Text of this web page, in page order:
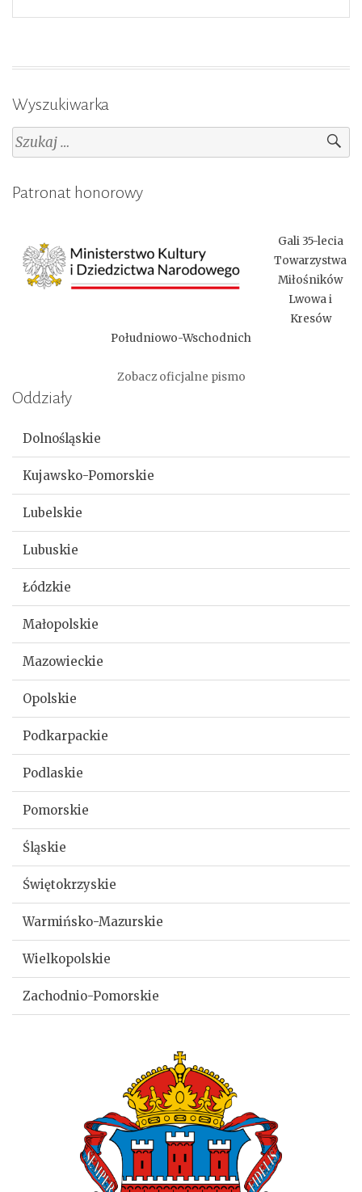
Wyszukiwarka
Szukaj:
Patronat honorowy
Gali 35-lecia
Towarzystwa
Miłośników
Lwowa i
Kresów
Południowo-Wschodnich
Zobacz oficjalne pismo
Oddziały
Dolnośląskie
Kujawsko-Pomorskie
Lubelskie
Lubuskie
Łódzkie
Małopolskie
Mazowieckie
Opolskie
Podkarpackie
Podlaskie
Pomorskie
Śląskie
Świętokrzyskie
Warmińsko-Mazurskie
Wielkopolskie
Zachodnio-Pomorskie